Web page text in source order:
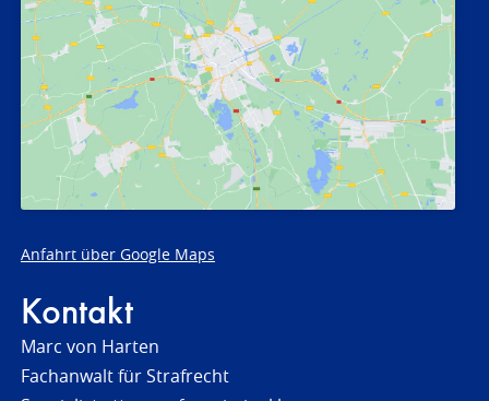
Anfahrt über Google Maps
Kontakt
Marc von Harten
Fachanwalt für Strafrecht